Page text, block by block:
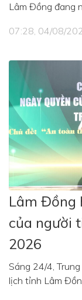
Lâm Đồng đang
thâm nhập sâu
vùng miền.
07:28, 04/08/
Lâm Đồng
của người
2026
Sáng 24/4,
lịch tỉnh Lâm